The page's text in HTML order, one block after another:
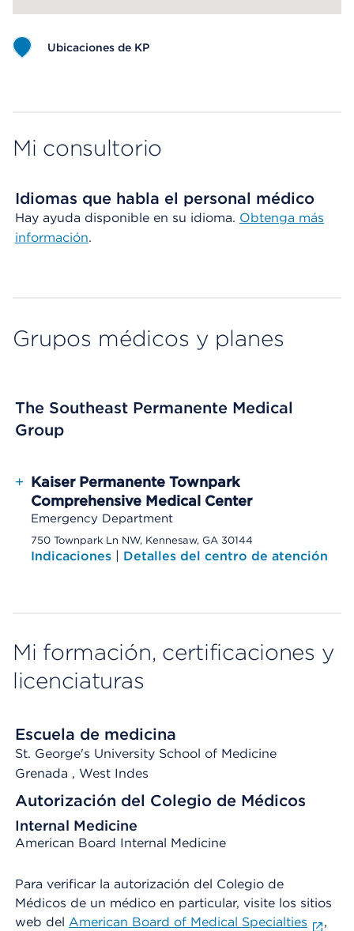
Ubicaciones de KP
Mi consultorio
Idiomas que habla el personal médico
Hay ayuda disponible en su idioma. Obtenga más
información.
Grupos médicos y planes
The Southeast Permanente Medical
Group
+ Kaiser Permanente Townpark
Comprehensive Medical Center
Emergency Department
750 Townpark Ln NW, Kennesaw, GA 30144
Indicaciones | Detalles del centro de atención
Mi formación, certificaciones y
licenciaturas
Escuela de medicina
St. George's University School of Medicine
Grenada , West Indes
Autorización del Colegio de Médicos
Internal Medicine
American Board Internal Medicine
Para verificar la autorización del Colegio de
Médicos de un médico en particular, visite los sitios
web del American Board of Medical Specialties ,